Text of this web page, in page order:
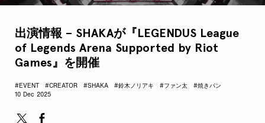
出演情報 – SHAKAが『LEGENDUS League
of Legends Arena Supported by Riot
Games』を開催
#EVENT #CREATOR #SHAKA #鈴木ノリアキ #ファン太
#焼きパン
10 Dec 2025